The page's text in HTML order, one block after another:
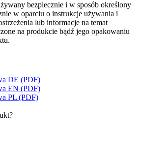
bezpiecznie i w sposób określony
w oparciu o instrukcje używania i
lub informacje na temat
na produkcie bądź jego opakowaniu
DE (PDF)
EN (PDF)
PL (PDF)